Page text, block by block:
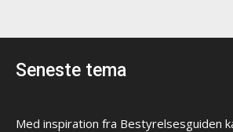
Seneste tema
Med inspiration fra Bestyrelsesguiden